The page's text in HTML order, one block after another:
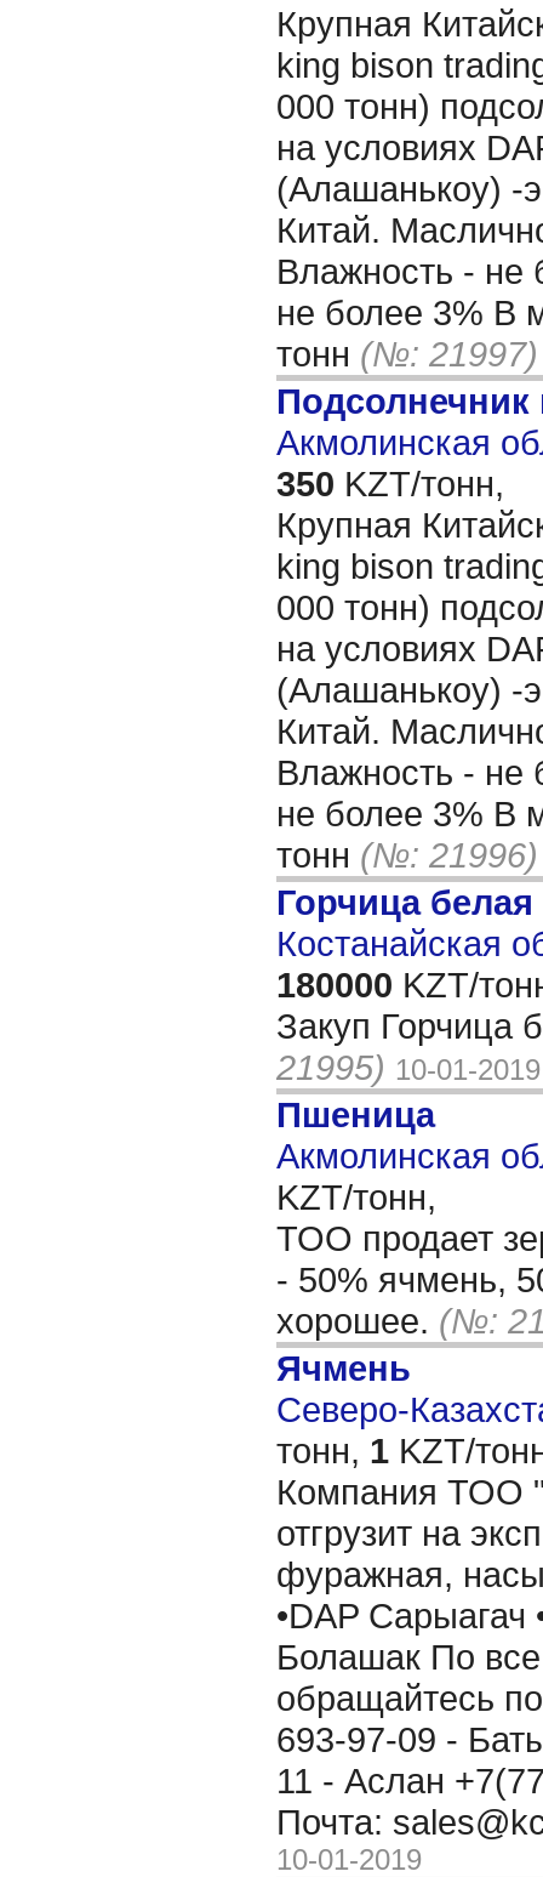
Крупная
king bison
000 тонн)
на условиях
(Алашанькоу) -
Китай.
Влажность - не
не более 3% В
тонн (№: 21997)
Акмолинская
350 KZT/тонн,
Крупная
king bison
000 тонн)
на условиях
(Алашанькоу) -
Китай.
Влажность - не
не более 3% В
тонн (№: 21996)
Горчица белая
Костанайская
180000 KZT/
Закуп Горчица
21995) 10-01-2019
Пшеница
Акмолинская
KZT/тонн,
ТОО продает
- 50% ячмень,
хорошее. (№:
Ячмень
Северо-
тонн, 1 KZT/
Компания ТОО
отгрузит на
фуражная,
•DAP Сарыагач
Болашак По
обращайтесь
693-97-09 -
11 - Аслан
Почта:
10-01-2019